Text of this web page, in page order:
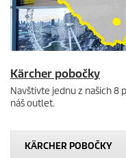
Kärcher pobočky
Navštivte jednu z našich 8
náš outlet.
KÄRCHER POBOČKY